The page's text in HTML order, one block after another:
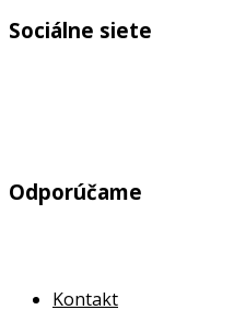
Sociálne siete
Odporúčame
Kontakt